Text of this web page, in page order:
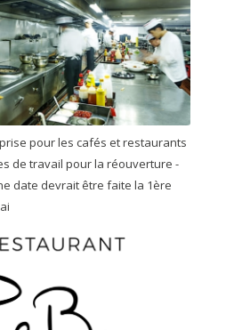
pour les cafés et restaurants
de travail pour la réouverture -
date devrait être faite la 1ère